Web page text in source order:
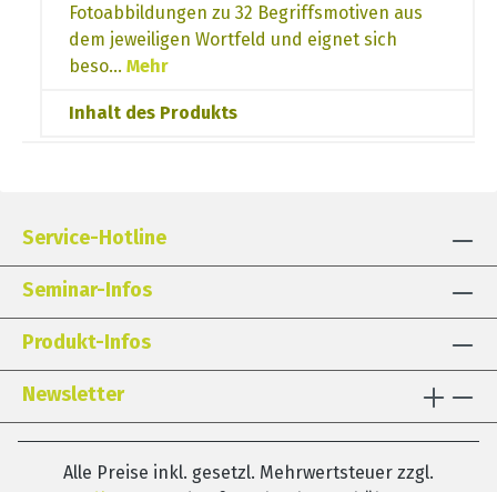
Fotoabbildungen zu 32 Begriffsmotiven aus
dem jeweiligen Wortfeld und eignet sich
beso… Mehr
Inhalt des Produkts
Service-Hotline
Seminar-Infos
Produkt-Infos
Newsletter
Alle Preise inkl. gesetzl. Mehrwertsteuer zzgl.